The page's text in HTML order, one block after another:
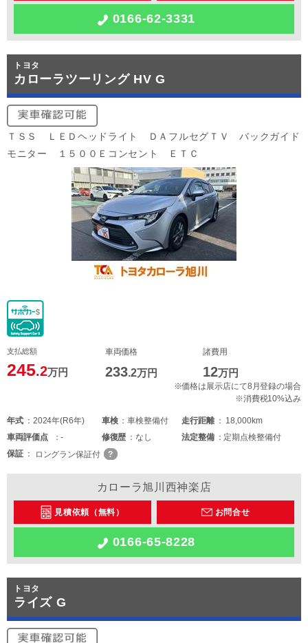
0166-62-3331
トヨタ
カローラツーリング HV G
ＴＳＳ ＬＥＤヘッドライト ＤＡフルセグＴＶ バックガイド
モニター １５００Ｅコンセント ＥＴＣ
支払総額
245.2万円
車両価格
233.2万円
諸費用
12万円
※価格は展示店にて8月登録の場合
※消費税10%込み
年式 2024年(R6年) 車検 車検整備付 走行距離
18,000km
車両評価点 - 修復歴 なし 法定整備
定期点検整備付
保証
ロングラン保証付
カローラ旭川西神楽店
見積依頼（無料） お問合せ
0166-65-8228
トヨタ
ライズ G